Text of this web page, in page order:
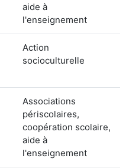
aide à
l'enseignement
Action
socioculturelle
Associations
périscolaires,
coopération scolaire,
aide à
l'enseignement